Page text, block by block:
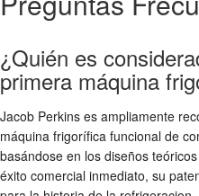
¿Quién es
primera máquina
Jacob Perkins es ampliamente
máquina frigorífica funcional de
basándose en los diseños
éxito comercial inmediato, su